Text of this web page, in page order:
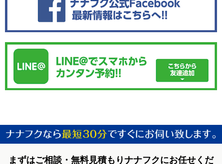
まずはご相談・無料見積もりナナフクにお任せくだ